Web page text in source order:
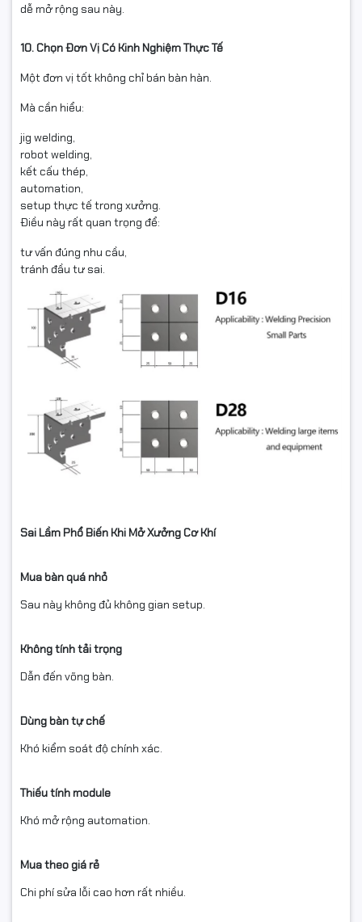
dễ mở rộng sau này.
10. Chọn Đơn Vị Có Kinh Nghiệm Thực Tế
Một đơn vị tốt không chỉ bán bàn hàn.
Mà cần hiểu:
jig welding,
robot welding,
kết cấu thép,
automation,
setup thực tế trong xưởng.
Điều này rất quan trọng để:
tư vấn đúng nhu cầu,
tránh đầu tư sai.
Sai Lầm Phổ Biến Khi Mở Xưởng Cơ Khí
Mua bàn quá nhỏ
Sau này không đủ không gian setup.
Không tính tải trọng
Dẫn đến võng bàn.
Dùng bàn tự chế
Khó kiểm soát độ chính xác.
Thiếu tính module
Khó mở rộng automation.
Mua theo giá rẻ
Chi phí sửa lỗi cao hơn rất nhiều.